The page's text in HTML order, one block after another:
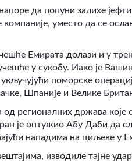
да попуни залихе
компаније, уместо да се
Емирата долази и у
у сукобу. Иако је
поморске
Шпаније и Велике
од регионалних држава
је оптужио Абу Даби да
нападима на циљеве у
изводиле тајне